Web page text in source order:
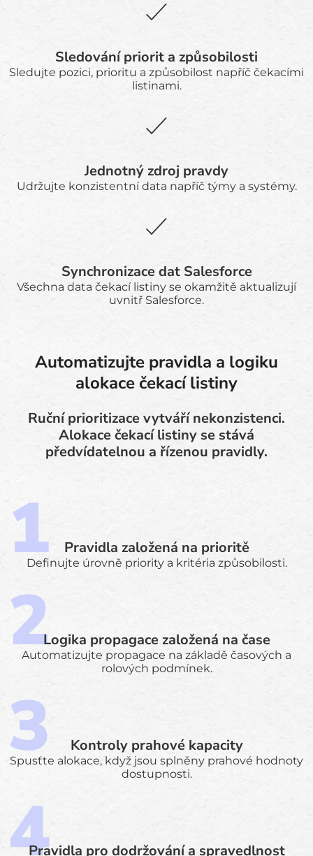
Sledování priorit a způsobilosti
Sledujte pozici, prioritu a způsobilost napříč čekacími
listinami.
Jednotný zdroj pravdy
Udržujte konzistentní data napříč týmy a systémy.
Synchronizace dat Salesforce
Všechna data čekací listiny se okamžitě aktualizují
uvnitř Salesforce.
Automatizujte pravidla a logiku
alokace čekací listiny
Ruční prioritizace vytváří nekonzistenci.
Alokace čekací listiny se stává
předvídatelnou a řízenou pravidly.
Pravidla založená na prioritě
Definujte úrovně priority a kritéria způsobilosti.
Logika propagace založená na čase
Automatizujte propagace na základě časových a
rolových podmínek.
Kontroly prahové kapacity
Spusťte alokace, když jsou splněny prahové hodnoty
dostupnosti.
Pravidla pro dodržování a spravedlnost